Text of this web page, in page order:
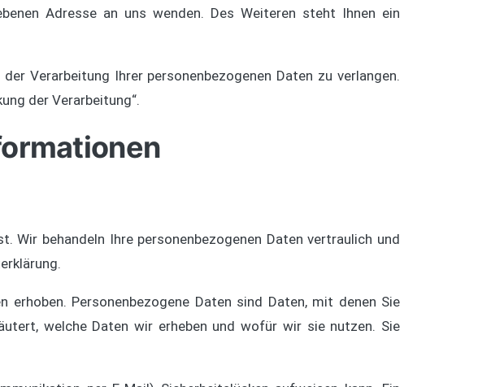
Adresse an uns wenden. Des Weiteren steht Ihnen ein
Verarbeitung Ihrer personenbezogenen Daten zu verlangen.
der Verarbeitung“.
Wir behandeln Ihre personenbezogenen Daten vertraulich und
erhoben. Personenbezogene Daten sind Daten, mit denen Sie
welche Daten wir erheben und wofür wir sie nutzen. Sie